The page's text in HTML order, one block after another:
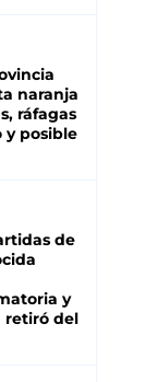
naranja
ráfagas
y posible
de
y
retiró del